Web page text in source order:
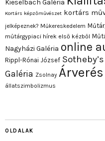
Kieselbach Galéria
Kortárs képzőművészet kortárs
jelképeznek? Műkereskedelem
műtárgypiaci hírek első kézből
Nagyházi Galéria online
Rippl-Rónai József Sotheby’s
Galéria Zsolnay Árverés
állatszimbolizmus
OLDALAK